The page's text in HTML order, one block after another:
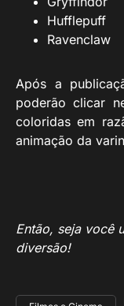
Hufflepuff
Ravenclaw
Após a
poderão clicar
coloridas em
animação da
Então, seja você
diversão!